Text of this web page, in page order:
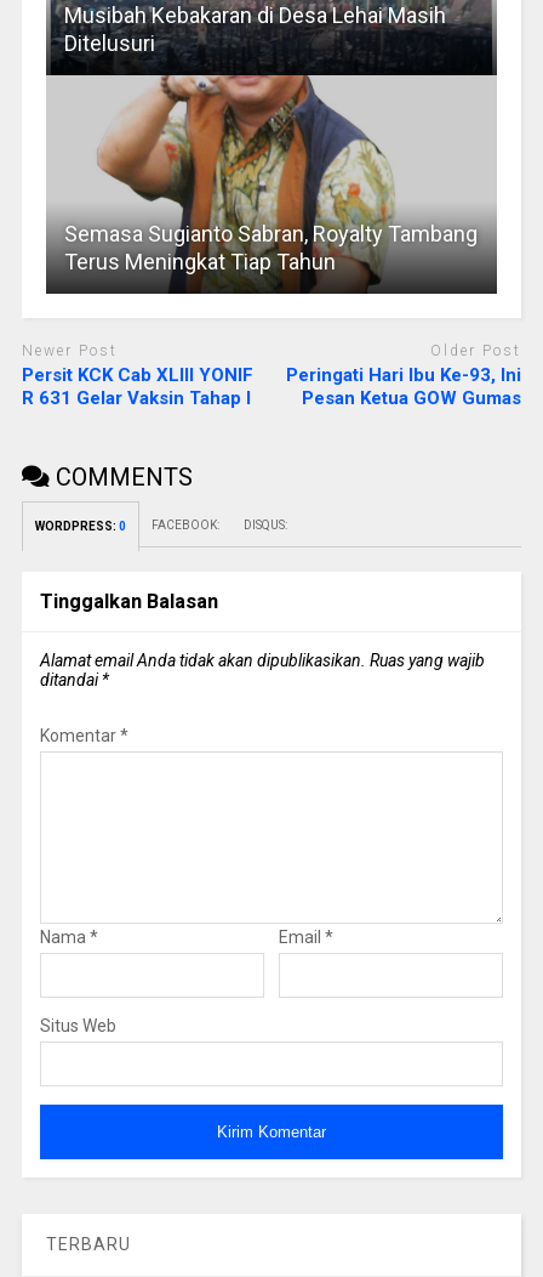
Musibah Kebakaran di Desa Lehai Masih
Ditelusuri
Semasa Sugianto Sabran, Royalty Tambang
Terus Meningkat Tiap Tahun
Newer Post
Persit KCK Cab XLIII YONIF
R 631 Gelar Vaksin Tahap I
Older Post
Peringati Hari Ibu Ke-93, Ini
Pesan Ketua GOW Gumas
COMMENTS
WORDPRESS: 0 FACEBOOK: DISQUS:
Tinggalkan Balasan
Alamat email Anda tidak akan dipublikasikan. Ruas yang wajib
ditandai*
Komentar*
Nama* Email *
Situs Web
TERBARU